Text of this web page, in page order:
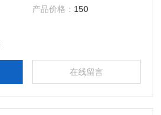
产品价格： 150
在线留言